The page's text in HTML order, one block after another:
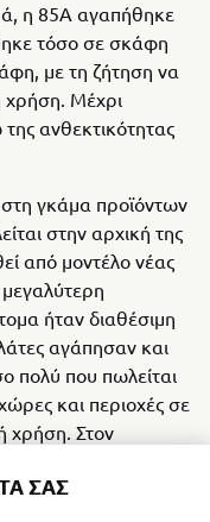
η 85A αγαπήθηκε
τόσο σε σκάφη
με τη ζήτηση να
χρήση. Μέχρι
ανθεκτικότητας
στη γκάμα προϊόντων
στην αρχική της
από μοντέλο νέας
ήταν διαθέσιμη
αγάπησαν και
πολύ που πωλείται
και περιοχές σε
χρήση. Στον
ποτέ από άλλο
ΣΑΣ